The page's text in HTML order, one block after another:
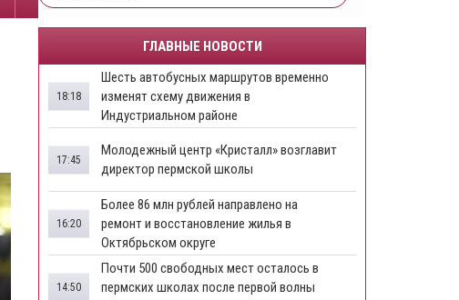
ГЛАВНЫЕ НОВОСТИ
Шесть автобусных маршрутов временно
изменят схему движения в
Индустриальном районе
18:18
Молодежный центр «Кристалл» возглавит
директор пермской школы
17:45
Более 86 млн рублей направлено на
ремонт и восстановление жилья в
Октябрьском округе
16:20
Почти 500 свободных мест осталось в
пермских школах после первой волны
14:50